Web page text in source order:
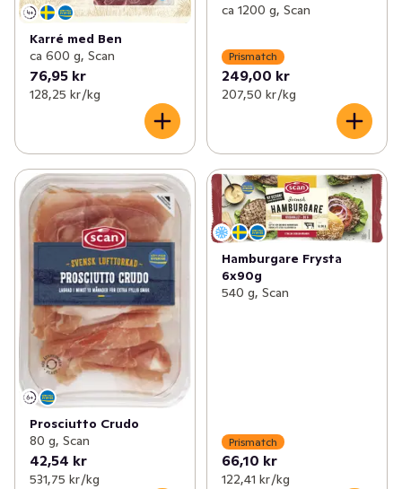
Karré med Ben
ca 600 g, Scan
76,95 kr
128,25 kr /kg
ca 1200 g, Scan
Prismatch
249,00 kr
207,50 kr /kg
Prosciutto Crudo
80 g, Scan
42,54 kr
531,75 kr /kg
Hamburgare Frysta
6x90g
540 g, Scan
Prismatch
66,10 kr
122,41 kr /kg